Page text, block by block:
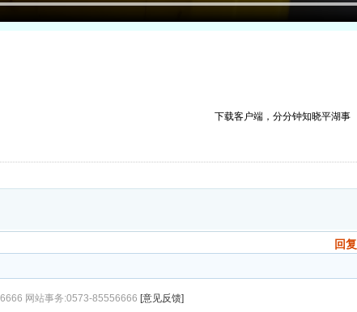
下载客户端，分分钟知晓平湖事
回复
网站事务:0573-85556666 [意见反馈]